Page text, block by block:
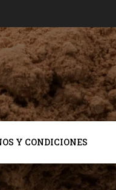
Y CONDICIONES